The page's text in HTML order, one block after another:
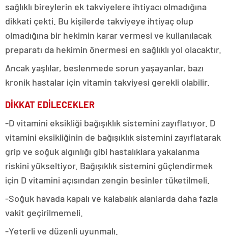
sağlıklı bireylerin ek takviyelere ihtiyacı olmadığına
dikkati çekti. Bu kişilerde takviyeye ihtiyaç olup
olmadığına bir hekimin karar vermesi ve kullanılacak
preparatı da hekimin önermesi en sağlıklı yol olacaktır.
Ancak yaşlılar, beslenmede sorun yaşayanlar, bazı
kronik hastalar için vitamin takviyesi gerekli olabilir.
DİKKAT EDİLECEKLER
-D vitamini eksikliği bağışıklık sistemini zayıflatıyor. D
vitamini eksikliğinin de bağışıklık sistemini zayıflatarak
grip ve soğuk algınlığı gibi hastalıklara yakalanma
riskini yükseltiyor. Bağışıklık sistemini güçlendirmek
için D vitamini açısından zengin besinler tüketilmeli.
-Soğuk havada kapalı ve kalabalık alanlarda daha fazla
vakit geçirilmemeli.
-Yeterli ve düzenli uyunmalı.